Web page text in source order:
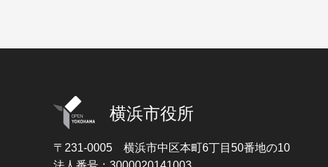
横浜市役所
〒231-0005 横浜市中区本町6丁目50番地の10